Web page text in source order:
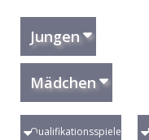
Jungen
Mädchen
Qualifikationsspiele